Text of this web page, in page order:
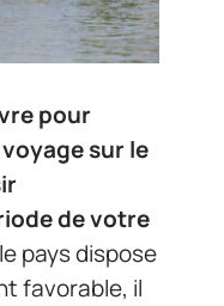
pour
sur le
de votre
pays dispose
favorable, il